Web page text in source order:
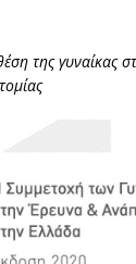
της γυναίκας